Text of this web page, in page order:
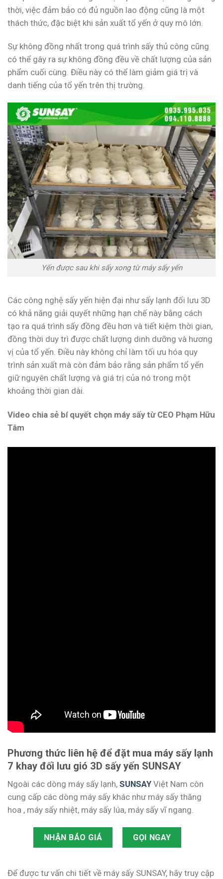
thời, việc đảm bảo có đủ nguồn lao động cũng là một
thách thức, đặc biệt khi sản xuất tổ yến ở quy mô lớn.
Sự không đồng nhất trong quá trình sấy thủ công cũng
có thể gây ra sự không đồng đều về chất lượng của sản
phẩm cuối cùng. Điều này có thể làm giảm giá trị và
danh tiếng của tổ yến trên thị trường.
Yến được sau khi sấy xong từ máy sấy yến
Các công nghệ sấy yến hiện đại như sấy lạnh đối lưu 3D
có khả năng giải quyết những hạn chế này bằng cách
tạo ra quá trình sấy đồng đều hơn và tiết kiệm thời gian,
đồng thời duy trì được chất lượng dinh dưỡng và hương
vị của tổ yến. Điều này không chỉ làm tối ưu hóa quy
trình sản xuất mà còn đảm bảo rằng sản phẩm tổ yến
giữ nguyên chất lượng và giá trị của nó trong một
khoảng thời gian dài.
Video chia sẻ bí quyết chọn máy sấy từ CEO Phạm Hữu
Tâm
Phương thức liên hệ để đặt mua máy sấy lạnh
7 khay đối lưu gió 3D sấy yến SUNSAY
Ngoài các dòng máy sấy lạnh, SUNSAY Việt Nam còn
cung cấp các dòng máy sấy khác như máy sấy thăng
hoa , máy sấy nhiệt, máy sấy lúa, máy sấy vĩ ngang.
NHẬN BÁO GIÁ GỌI NGAY
Để được tư vấn chi tiết về máy sấy SUNSAY, hãy truy cập